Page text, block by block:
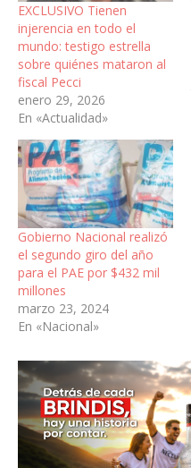
EXCLUSIVO Tienen
injerencia en todo el
mundo: testigo estrella
sobre quiénes mataron al
fiscal Pecci
enero 29, 2026
En «Actualidad»
Gobierno Nacional realizó
el segundo giro del año
para el PAE por $432 mil
millones
marzo 23, 2024
En «Nacional»